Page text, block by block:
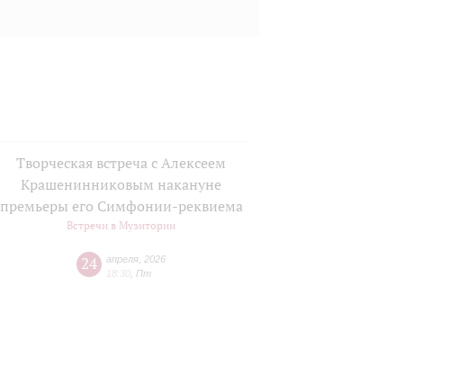
Творческая встреча с Алексеем
Крашенинниковым накануне
премьеры его Симфонии-реквиема
Встречи в Музитории
24 апреля 2026
18:30 Пт